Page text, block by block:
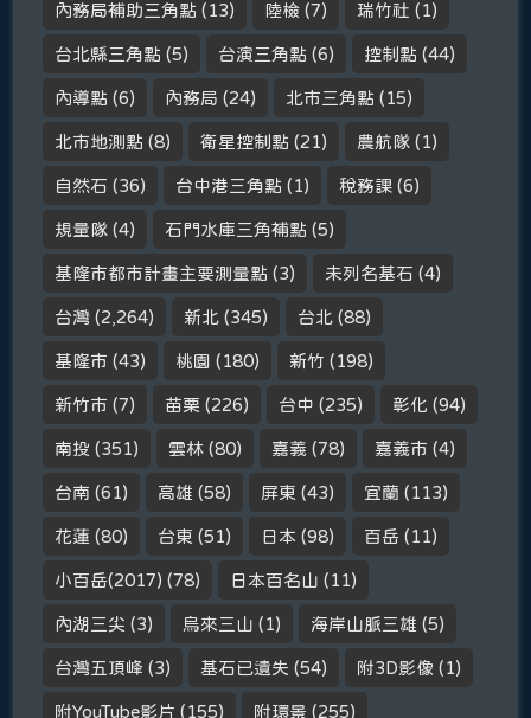
內務局補助三角點 (13) 陸檢 (7) 瑞竹社 (1)
台北縣三角點 (5) 台演三角點 (6) 控制點 (44)
內導點 (6) 內務局 (24) 北市三角點 (15)
北市地測點 (8) 衛星控制點 (21) 農航隊 (1)
自然石 (36) 台中港三角點 (1) 稅務課 (6)
規量隊 (4) 石門水庫三角補點 (5)
基隆市都市計畫主要測量點 (3) 未列名基石 (4)
台灣 (2,264) 新北 (345) 台北 (88)
基隆市 (43) 桃園 (180) 新竹 (198)
新竹市 (7) 苗栗 (226) 台中 (235) 彰化 (94)
南投 (351) 雲林 (80) 嘉義 (78) 嘉義市 (4)
台南 (61) 高雄 (58) 屏東 (43) 宜蘭 (113)
花蓮 (80) 台東 (51) 日本 (98) 百岳 (11)
小百岳(2017) (78) 日本百名山 (11)
內湖三尖 (3) 烏來三山 (1) 海岸山脈三雄 (5)
台灣五頂峰 (3) 基石已遺失 (54) 附3D影像 (1)
附YouTube影片 (155) 附環景 (255)